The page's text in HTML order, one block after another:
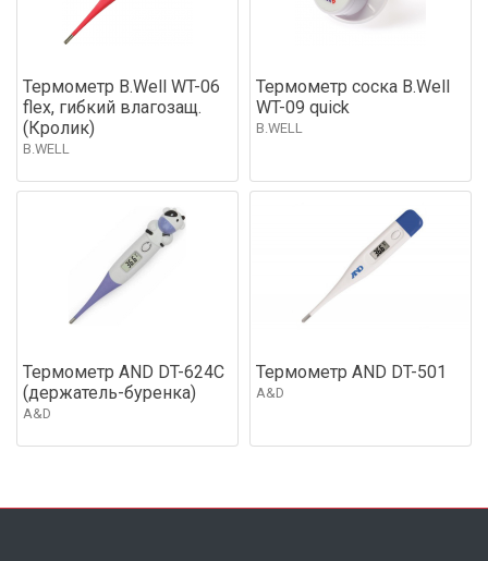
Термометр B.Well WT-06
flex, гибкий влагозащ.
(Кролик)
B.WELL
Термометр соска B.Well
WT-09 quick
B.WELL
Термометр AND DT-624C
(держатель-буренка)
A&D
Термометр AND DT-501
A&D